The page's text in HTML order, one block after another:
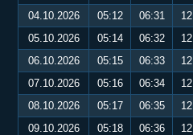
04.10.2026
05:12 06:31
05.10.2026
05:14 06:32
06.10.2026
05:15 06:33
07.10.2026
05:16 06:34
08.10.2026
05:17 06:35
09.10.2026
05:18 06:36